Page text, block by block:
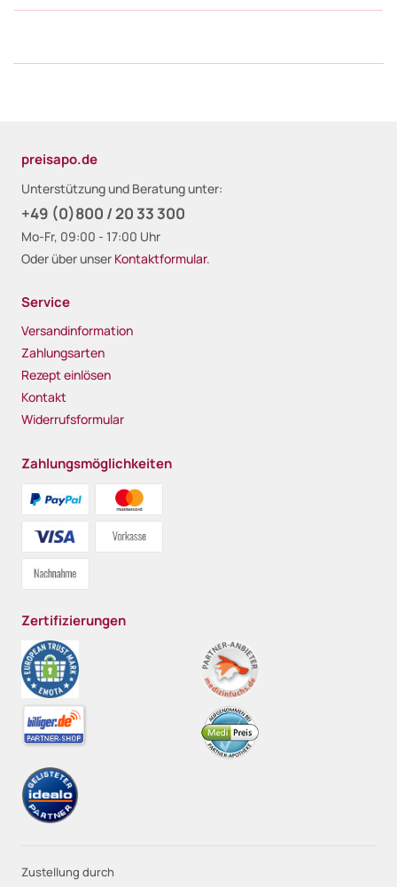
preisapo.de
Unterstützung und Beratung unter:
+49 (0)800 / 20 33 300
Mo-Fr, 09:00 - 17:00 Uhr
Oder über unser Kontaktformular.
Service
Versandinformation
Zahlungsarten
Rezept einlösen
Kontakt
Widerrufsformular
Zahlungsmöglichkeiten
Zertifizierungen
Zustellung durch